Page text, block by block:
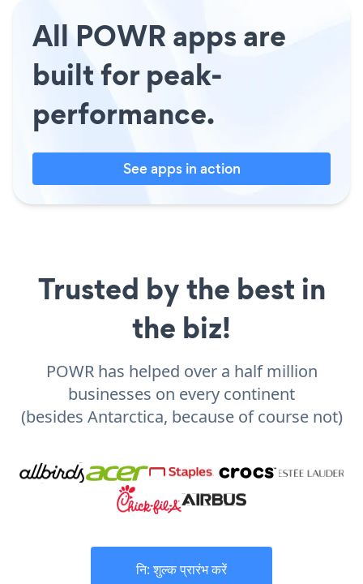
All POWR apps are
built for peak-
performance.
See apps in action
Trusted by the best in
the biz!
POWR has helped over a half million
businesses on every continent
(besides Antarctica, because of course not)
नि: शुल्क प्रारंभ करें